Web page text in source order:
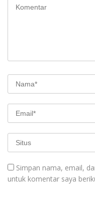
Simpan nama, email,
untuk komentar saya